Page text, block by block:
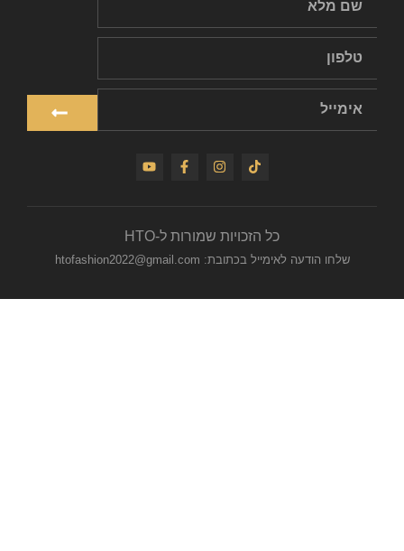
כל הזכויות שמורות ל-HTO
שלחו הודעה לאימייל בכתובת: htofashion2022@gmail.com